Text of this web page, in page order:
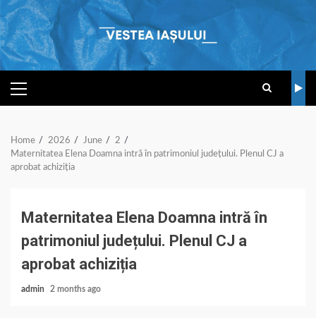
Skip
to
content
PRIMARY
MENU
Home 2026 June
2
Maternitatea Elena Doamna intră în patrimoniul județului. Plenul CJ a
aprobat achiziția
Maternitatea Elena Doamna intră în
patrimoniul județului. Plenul CJ a
aprobat achiziția
admin 2 months ago